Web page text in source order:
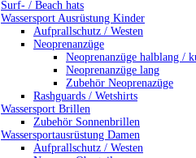
Surf- / Beach hats
Wassersport Ausrüstung Kinder
Aufprallschutz / Westen
Neoprenanzüge
Neoprenanzüge halblang /
Neoprenanzüge lang
Zubehör Neoprenazüge
Rashguards / Wetshirts
Wassersport Brillen
Zubehör Sonnenbrillen
Wassersportausrüstung Damen
Aufprallschutz / Westen